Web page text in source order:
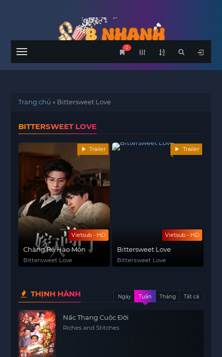
Menu
0
Trang chủ » Bittersweet Love
BITTERSWEET LOVE
Vietsub - HD
Trailer
Chàng Rể Hào Môn
Bittersweet Love
Vietsub - HD
Trailer
Bittersweet Love
Bittersweet Love
THỊNH HÀNH Ngày Tuần Tháng Tất cả
Nấc Thang Cuộc Đời
Riches and Stitches